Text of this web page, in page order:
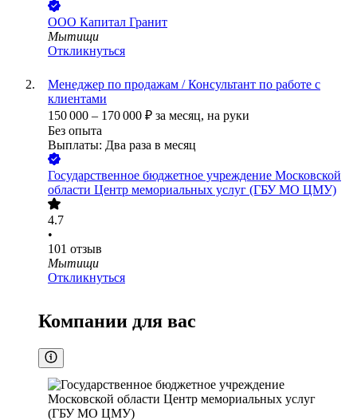
ООО Капитал Гранит
Мытищи
Откликнуться
Менеджер по продажам / Консультант по работе с
клиентами
150 000 – 170 000 ₽ за месяц, на руки
Без опыта
Выплаты: Два раза в месяц
Государственное бюджетное учреждение Московской
области Центр мемориальных услуг (ГБУ МО ЦМУ)
4.7
•
101 отзыв
Мытищи
Откликнуться
Компании для вас